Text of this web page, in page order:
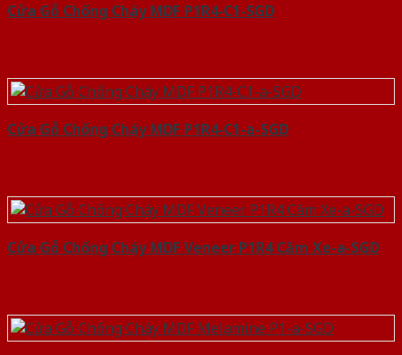
Cửa Gỗ Chống Cháy MDF P1R4-C1-SGD
Cửa Gỗ Chống Cháy MDF P1R4-C1-a-SGD
Cửa Gỗ Chống Cháy MDF Veneer P1R4 Căm Xe-a-SGD